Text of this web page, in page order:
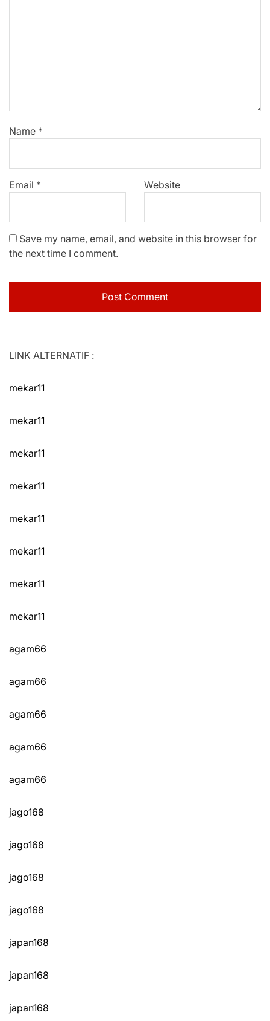
Name *
Email * Website
Save my name, email, and website in this browser for
the next time I comment.
LINK ALTERNATIF :
mekar11
mekar11
mekar11
mekar11
mekar11
mekar11
mekar11
mekar11
agam66
agam66
agam66
agam66
agam66
jago168
jago168
jago168
jago168
japan168
japan168
japan168